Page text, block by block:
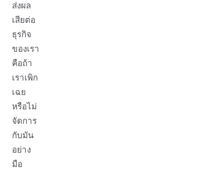
ส่งผล
เสียต่อ
ธุรกิจ
ของเรา
คือถ้า
เราเพิก
เฉย
หรือไม่
จัดการ
กับมัน
อย่าง
มือ